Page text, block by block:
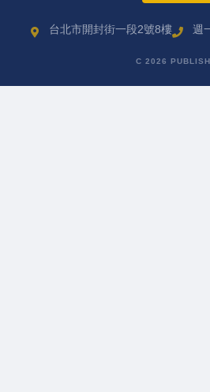
台北市開封街一段2號8樓 週
C 2026